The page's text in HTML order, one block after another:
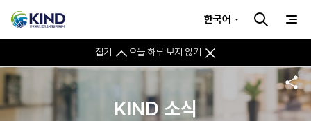
접기 오늘 하루 보지 않기
한국어
KIND 소식